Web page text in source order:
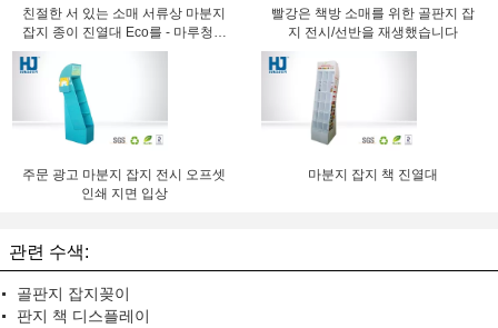
친절한 서 있는 소매 서류상 마분지
잡지 종이 진열대 Eco를 - 마루청을
까십시오
빨강은 책방 소매를 위한 골판지 잡
지 전시/선반을 재생했습니다
주문 광고 마분지 잡지 전시 오프셋
인쇄 지면 입상
마분지 잡지 책 진열대
관련 수색:
골판지 잡지꽂이
판지 책 디스플레이